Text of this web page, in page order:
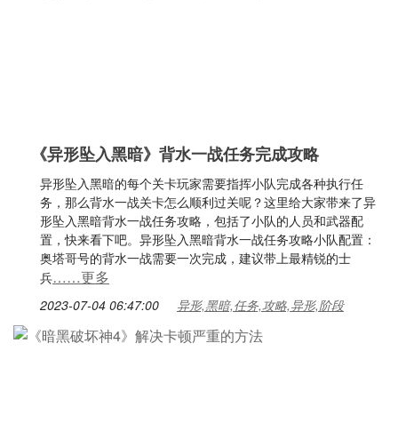
《异形坠入黑暗》背水一战任务完成攻略
异形坠入黑暗的每个关卡玩家需要指挥小队完成各种执行任
务，那么背水一战关卡怎么顺利过关呢？这里给大家带来了异
形坠入黑暗背水一战任务攻略，包括了小队的人员和武器配
置，快来看下吧。异形坠入黑暗背水一战任务攻略小队配置：
奥塔哥号的背水一战需要一次完成，建议带上最精锐的士
兵……更多
2023-07-04 06:47:00 异形,黑暗,任务,攻略,异形,阶段